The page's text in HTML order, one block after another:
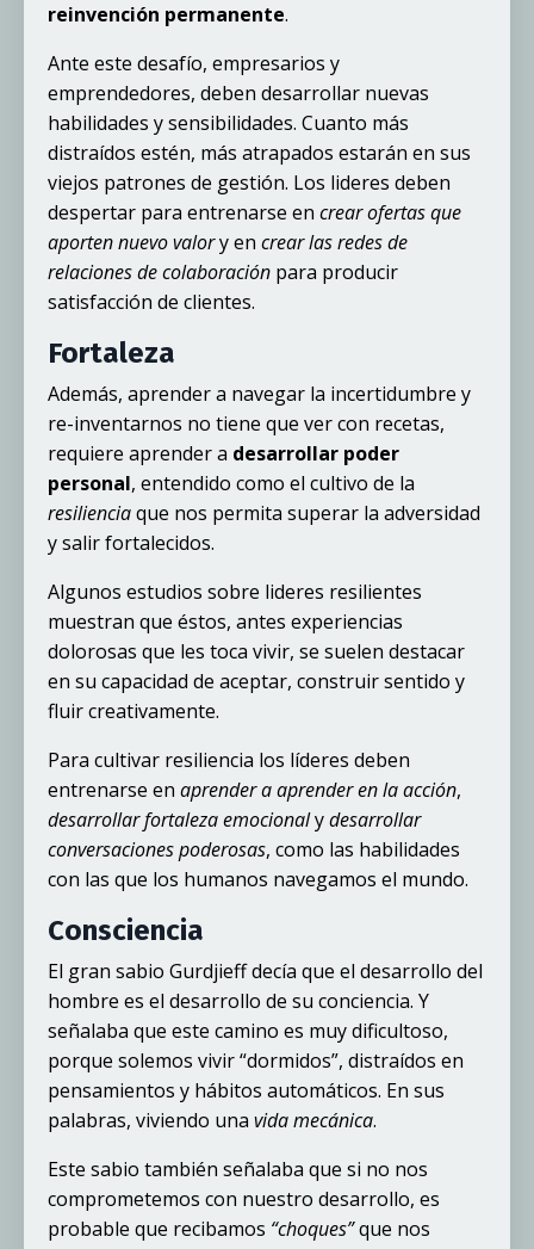
reinvención permanente.
Ante este desafío, empresarios y
emprendedores, deben desarrollar nuevas
habilidades y sensibilidades. Cuanto más
distraídos estén, más atrapados estarán en sus
viejos patrones de gestión. Los lideres deben
despertar para entrenarse en crear ofertas que
aporten nuevo valory en crear las redes de
relaciones de colaboración para producir
satisfacción de clientes.
Fortaleza
Además, aprender a navegar la incertidumbre y
re-inventarnos no tiene que ver con recetas,
requiere aprender a desarrollar poder
personal, entendido como el cultivo de la
resilienciaque nos permita superar la adversidad
y salir fortalecidos.
Algunos estudios sobre lideres resilientes
muestran que éstos, antes experiencias
dolorosas que les toca vivir, se suelen destacar
en su capacidad de aceptar, construir sentido y
fluir creativamente.
Para cultivar resiliencia los líderes deben
entrenarse en aprender a aprender en la acción,
desarrollar fortaleza emocionalydesarrollar
conversaciones poderosas, como las habilidades
con las que los humanos navegamos el mundo.
Consciencia
El gran sabio Gurdjieff decía que el desarrollo del
hombre es el desarrollo de su conciencia. Y
señalaba que este camino es muy dificultoso,
porque solemos vivir “dormidos”, distraídos en
pensamientos y hábitos automáticos. En sus
palabras, viviendo una vida mecánica.
Este sabio también señalaba que si no nos
comprometemos con nuestro desarrollo, es
probable que recibamos “choques”que nos